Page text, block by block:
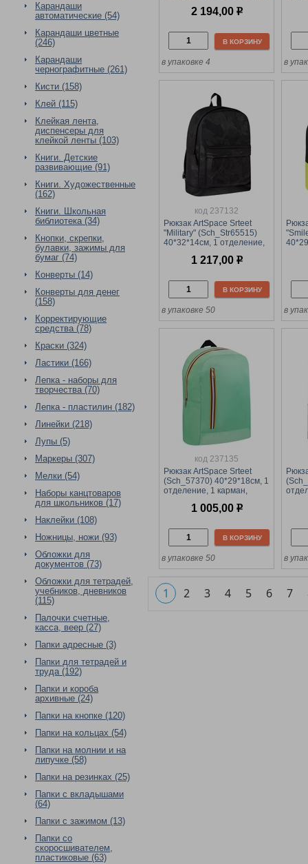
Карандаши
автоматические (54)
Карандаши цветные
(246)
Карандаши
чернографитные (261)
Кисти (158)
Клей (115)
Клейкая лента,
диспенсеры для
клейкой ленты (103)
Книги. Детские
развивающие (91)
Книги. Художественные
(162)
Книги. Школьная
библиотека (34)
Кнопки, скрепки,
булавки, зажимы для
бумаг (74)
Конверты (14)
Конверты для денег
(158)
Корректирующие
средства (78)
Краски (324)
Ластики (166)
Лепка - наборы для
творчества (70)
Лепка - пластилин (182)
Линейки (218)
Лупы (5)
Маркеры (307)
Мелки (54)
Наборы канцтоваров
для школьников (17)
Наклейки (108)
Ножницы, ножи (93)
Обложки для
документов (73)
Обложки для тетрадей,
учебников, дневников
(115)
Палочки счетные,
касса, веер (27)
Папки адресные (3)
Папки для тетрадей и
труда (192)
Папки и короба
архивные (24)
Папки на кнопке (120)
Папки на кольцах (54)
Папки на молнии и на
липучке (58)
Папки на резинках (25)
Папки с вкладышами
(64)
Папки с зажимом (13)
Папки со
скоросшивателем,
пластиковые (63)
анатомическая спинка
2 194,00 р
В КОРЗИНУ
в упаковке 4 в
код 237132
Рюкзак ArtSpace Srteet
"Military" (Sch_Str65515)
40*32*14см, 1 отделение,
спинка, черный
1 217,00 р
В КОРЗИНУ
в упаковке 50 в
код 237135
Рюкзак ArtSpace Srteet
(Sch_57370) 40*29*18см, 1
отделение, 1 карман,
мятный1 005,00 р
В КОРЗИНУ
в упаковке 50 в
1 2 3 4 5 6 7